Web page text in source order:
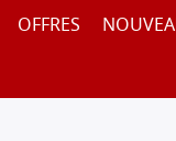
OFFRES